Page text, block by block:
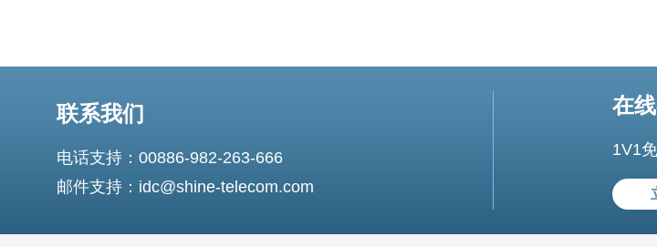
联系我们
电话支持：00886-982-263-666
邮件支持：idc@shine-telecom.com
在
1V1